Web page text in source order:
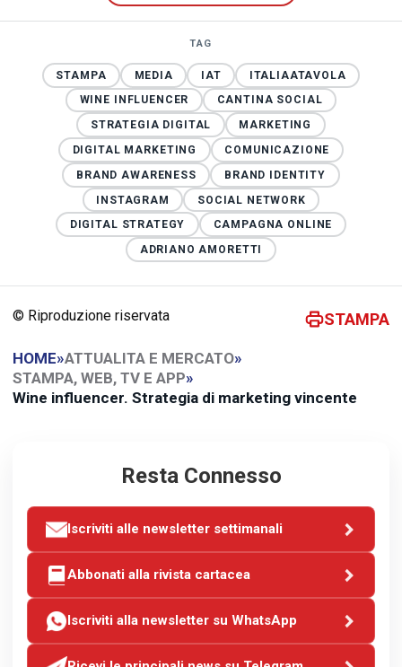
TAG
STAMPA MEDIA IAT
ITALIAATAVOLA
WINE INFLUENCER
CANTINA SOCIAL
STRATEGIA DIGITAL
MARKETING
DIGITAL MARKETING
COMUNICAZIONE
BRAND AWARENESS
BRAND IDENTITY
INSTAGRAM
SOCIAL NETWORK
DIGITAL STRATEGY
CAMPAGNA ONLINE
ADRIANO AMORETTI
© Riproduzione riservata STAMPA
HOME»ATTUALITA E MERCATO»
STAMPA, WEB, TV E APP»
Wine influencer. Strategia di marketing vincente
Resta Connesso
Iscriviti alle newsletter settimanali
Abbonati alla rivista cartacea
Iscriviti alla newsletter su WhatsApp